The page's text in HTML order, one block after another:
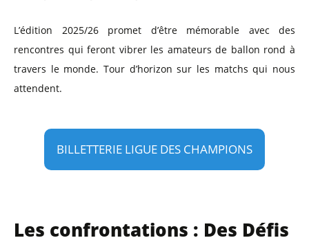
L’édition 2025/26 promet d’être mémorable avec des
rencontres qui feront vibrer les amateurs de ballon rond à
travers le monde. Tour d’horizon sur les matchs qui nous
attendent.
BILLETTERIE LIGUE DES CHAMPIONS
Les confrontations : Des Défis